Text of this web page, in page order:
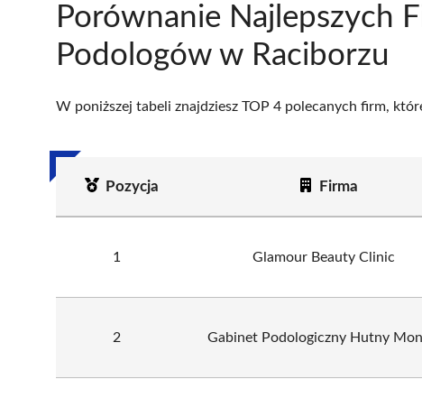
Porównanie Najlepszych
Podologów w Raciborzu
W poniższej tabeli znajdziesz TOP 4 polecanych firm,
Pozycja Firma
1 Glamour Beauty Clinic
2 Gabinet Podologiczny Hutny